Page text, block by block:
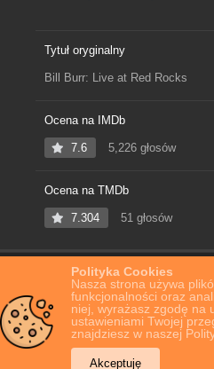
Polityka Cookies
Nasza strona używa
funkcjonalności oraz
niej, wyrażasz zgodę na
ustawieniami Twojej
znajdziesz w naszej
Akceptuję
Tytuł oryginalny
Bill Burr: Live at Red Rocks
Ocena na IMDb
7.6 5,226 głosów
Ocena na TMDb
7.304 51 głosów
Film Online Bill Burr: